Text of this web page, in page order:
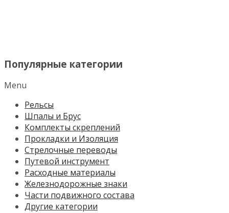
Популярные категории
Menu
Рельсы
Шпалы и Брус
Комплекты скреплений
Прокладки и Изоляция
Стрелочные переводы
Путевой инструмент
Расходные материалы
Железнодорожные знаки
Части подвижного состава
Другие категории